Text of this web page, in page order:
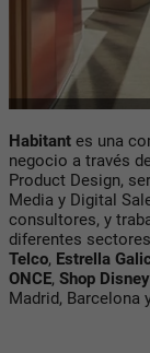
Habitant es una
negocio a través
Product Design,
Media y Digital
consultores, y
diferentes
Telco, Estrella
ONCE, Shop Disney
Madrid, Barcelona